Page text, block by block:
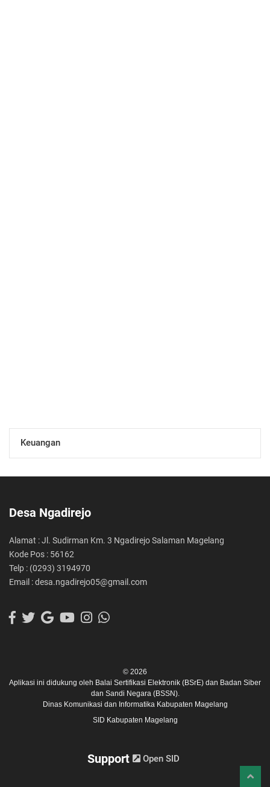
Keuangan
Desa Ngadirejo
Alamat : Jl. Sudirman Km. 3 Ngadirejo Salaman Magelang
Kode Pos : 56162
Telp : (0293) 3194970
Email : desa.ngadirejo05@gmail.com
© 2026
Aplikasi ini didukung oleh Balai Sertifikasi Elektronik (BSrE) dan Badan Siber
dan Sandi Negara (BSSN).
Dinas Komunikasi dan Informatika Kabupaten Magelang
SID Kabupaten Magelang
Support Open SID